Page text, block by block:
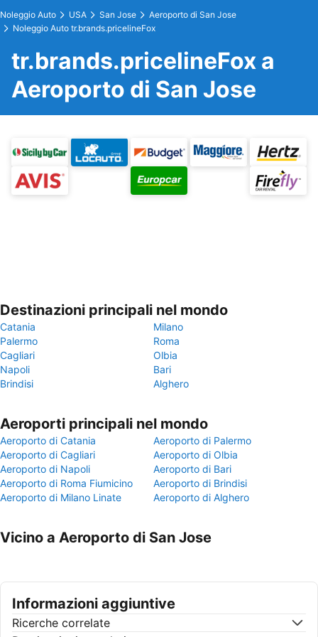
Noleggio Auto USA San Jose
Aeroporto di San Jose
Noleggio Auto tr.brands.pricelineFox
tr.brands.pricelineFox a
Aeroporto di San Jose
Destinazioni principali nel mondo
Catania
Milano
Palermo
Roma
Cagliari
Olbia
Napoli
Bari
Brindisi
Alghero
Aeroporti principali nel mondo
Aeroporto di Catania
Aeroporto di Palermo
Aeroporto di Cagliari
Aeroporto di Olbia
Aeroporto di Napoli
Aeroporto di Bari
Aeroporto di Roma Fiumicino
Aeroporto di Brindisi
Aeroporto di Milano Linate
Aeroporto di Alghero
Vicino a Aeroporto di San Jose
Informazioni aggiuntive
Ricerche correlate